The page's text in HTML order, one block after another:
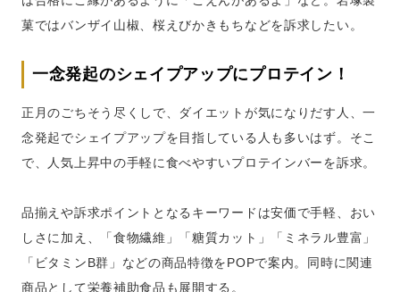
菓ではバンザイ山椒、桜えびかきもちなどを訴求したい。
一念発起のシェイプアップにプロテイン！
正月のごちそう尽くしで、ダイエットが気になりだす人、一
念発起でシェイプアップを目指している人も多いはず。そこ
で、人気上昇中の手軽に食べやすいプロテインバーを訴求。
品揃えや訴求ポイントとなるキーワードは安価で手軽、おい
しさに加え、「食物繊維」「糖質カット」「ミネラル豊富」
「ビタミンB群」などの商品特徴をPOPで案内。同時に関連
商品として栄養補助食品も展開する。